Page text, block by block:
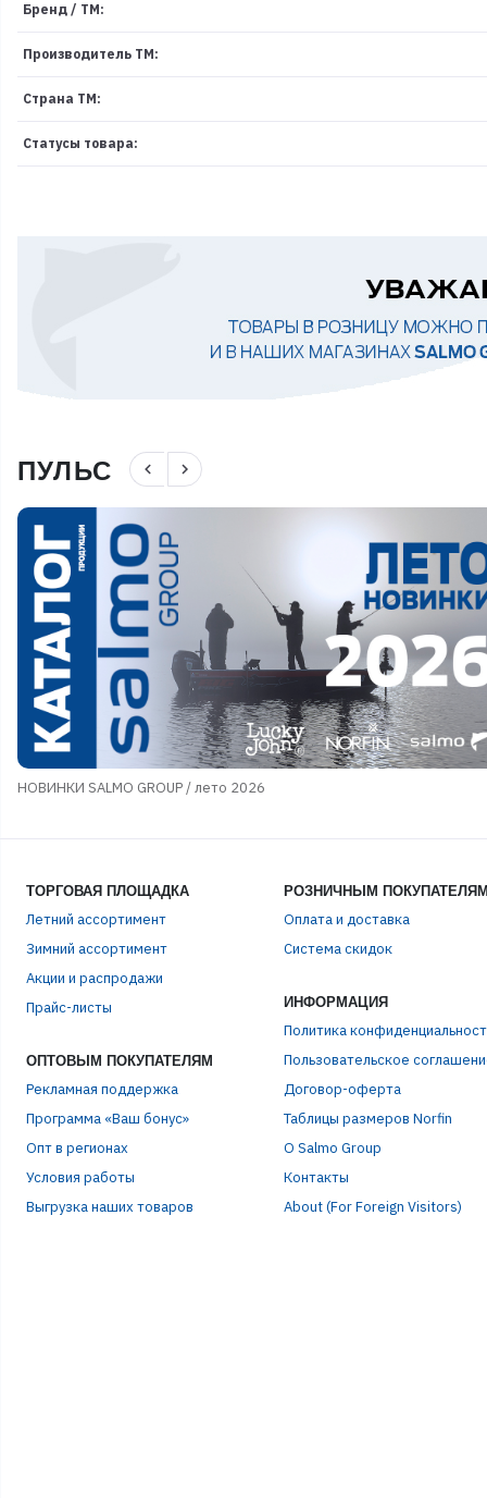
Бренд / ТМ:
Производитель ТМ:
Страна ТМ:
Статусы товара:
ПУЛЬС navigate_before navigate_next
НОВИНКИ SALMO GROUP / лето 2026
ТОРГОВАЯ ПЛОЩАДКА
Летний ассортимент
Зимний ассортимент
Акции и распродажи
Прайс-листы
ОПТОВЫМ ПОКУПАТЕЛЯМ
Рекламная поддержка
Программа «Ваш бонус»
Опт в регионах
Условия работы
Выгрузка наших товаров
РОЗНИЧНЫМ
Оплата и доставка
Система скидок
ИНФОРМАЦИЯ
Политика
Пользовательское
Договор-оферта
Таблицы размеров Norfin
О Salmo Group
Контакты
About (For Foreign Visitors)